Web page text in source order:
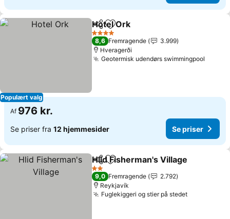
Populært valg
Del Føj til favoritter
Hotel Ork
4 Stjerner
8,6 Fremragende
3.999
Hveragerði
Geotermisk udendørs swimmingpool
Af 976 kr.
Se priser fra 12 hjemmesider Se priser
Del Føj til favoritter
Hlid Fisherman's Village
2 Stjerner
9,0 Fremragende
2.792
Reykjavík
Fuglekiggeri og stier på stedet